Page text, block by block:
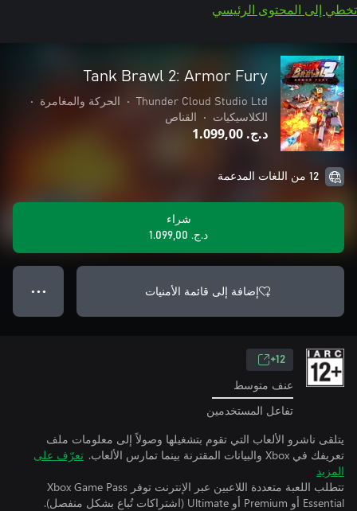
تخطي إلى المحتوى الرئيسي
Tank Brawl 2: Armor Fury
Thunder Cloud Studio Ltd
• الحركة والمغامرة
•
الكلاسيكيات
• القناص
د.ج.‏ 1.099,00
12 من اللغات المدعمة
شراء
د.ج.‏ 1.099,00
إضافة إلى قائمة الأمنيات ● ● ●
12+
عنف متوسط
تفاعل المستخدمين
يتلقى ناشرو الألعاب التي تقوم بتشغيلها وصولاً إلى معلومات ملف
تعريفك في Xbox والبيانات المقترنة بينما تمارس الألعاب.
تعرّف على
المزيد
تتطلب اللعبة متعددة اللاعبين عبر الإنترنت توفر Xbox Game Pass
Essential أو Premium أو Ultimate (اشتراكات تُباع بشكل منفصل).